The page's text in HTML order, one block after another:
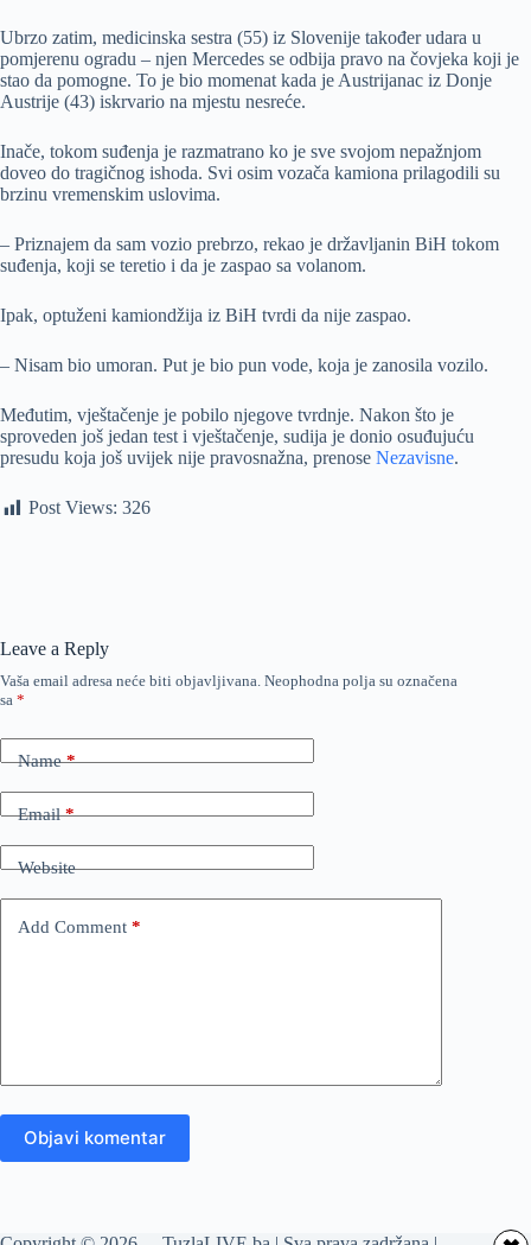
Ubrzo zatim, medicinska sestra (55) iz Slovenije također udara u
pomjerenu ogradu – njen Mercedes se odbija pravo na čovjeka koji je
stao da pomogne. To je bio momenat kada je Austrijanac iz Donje
Austrije (43) iskrvario na mjestu nesreće.
Inače, tokom suđenja je razmatrano ko je sve svojom nepažnjom
doveo do tragičnog ishoda. Svi osim vozača kamiona prilagodili su
brzinu vremenskim uslovima.
– Priznajem da sam vozio prebrzo, rekao je državljanin BiH tokom
suđenja, koji se teretio i da je zaspao sa volanom.
Ipak, optuženi kamiondžija iz BiH tvrdi da nije zaspao.
– Nisam bio umoran. Put je bio pun vode, koja je zanosila vozilo.
Međutim, vještačenje je pobilo njegove tvrdnje. Nakon što je
sproveden još jedan test i vještačenje, sudija je donio osuđujuću
presudu koja još uvijek nije pravosnažna, prenose Nezavisne.
Post Views: 326
Leave a Reply
Vaša email adresa neće biti objavljivana. Neophodna polja su označena
sa *
Name*
Email*
Website
Add Comment *
Objavi komentar